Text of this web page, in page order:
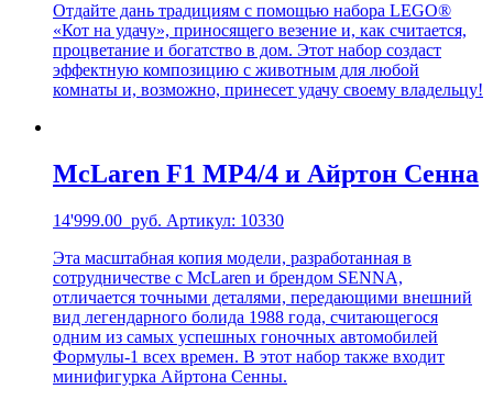
Отдайте дань традициям с помощью набора LEGO®
«Кот на удачу», приносящего везение и, как считается,
процветание и богатство в дом. Этот набор создаст
эффектную композицию с животным для любой
комнаты и, возможно, принесет удачу своему владельцу!
McLaren F1 MP4/4 и Айртон Сенна
14'999.00 руб. Артикул: 10330
Эта масштабная копия модели, разработанная в
сотрудничестве с McLaren и брендом SENNA,
отличается точными деталями, передающими внешний
вид легендарного болида 1988 года, считающегося
одним из самых успешных гоночных автомобилей
Формулы-1 всех времен. В этот набор также входит
минифигурка Айртона Сенны.